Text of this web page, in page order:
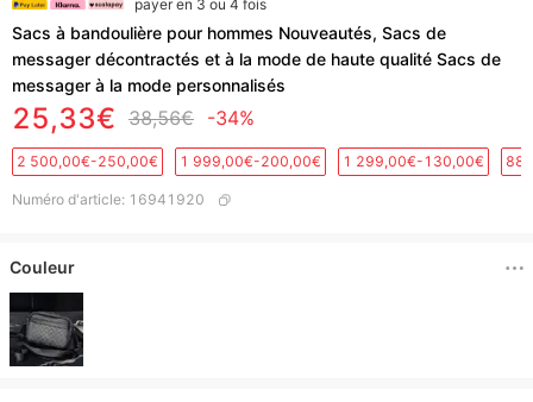
payer en 3 ou 4 fois
Sacs à bandoulière pour hommes Nouveautés, Sacs de
messager décontractés et à la mode de haute qualité Sacs de
messager à la mode personnalisés
25,33€ 38,56€ -34%
2 500,00€-250,00€ 1 999,00€-200,00€ 1 299,00€-130,00€
Numéro d'article: 16941920
Couleur